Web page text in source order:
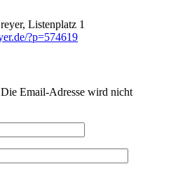
Listenplatz 1
?p=574619
Email-Adresse wird nicht